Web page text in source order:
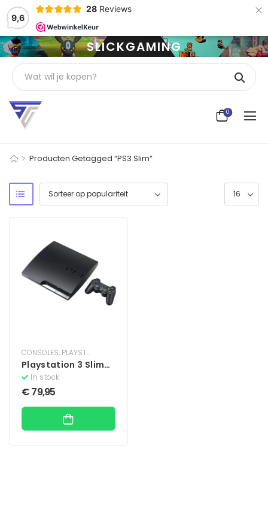
9,6
28 Reviews ×
SLICKGAMING
0
> Producten Getagged “PS3 Slim”
CONSOLES, PLAYSTATION
Playstation 3 Slim
Console 250 GB –
Zwart
In stock
€79,95